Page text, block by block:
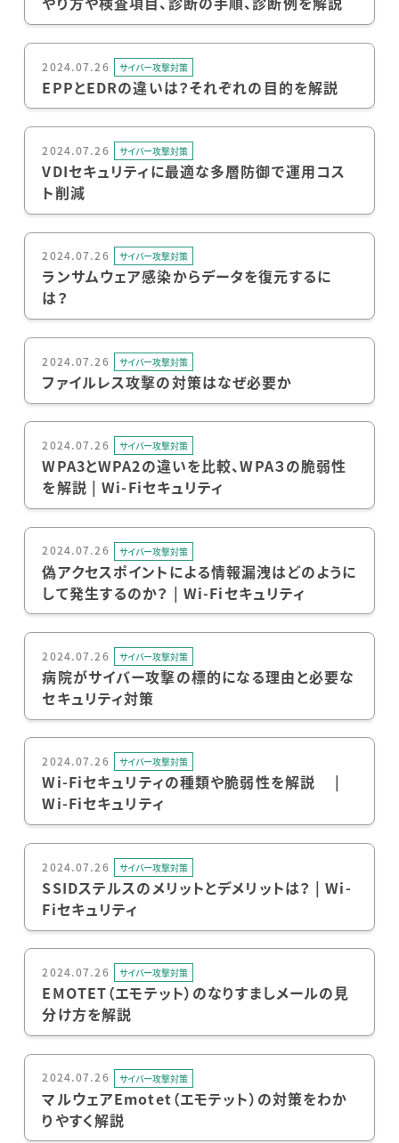
2024.07.26 サイバー攻撃対策
EPPとEDRの違いは？それぞれの目的を解説
2024.07.26 サイバー攻撃対策
VDIセキュリティに最適な多層防御で運用コス
ト削減
2024.07.26 サイバー攻撃対策
ランサムウェア感染からデータを復元するに
は？
2024.07.26 サイバー攻撃対策
ファイルレス攻撃の対策はなぜ必要か
2024.07.26 サイバー攻撃対策
WPA3とWPA2の違いを比較、WPA３の脆弱性
を解説 | Wi-Fiセキュリティ
2024.07.26 サイバー攻撃対策
偽アクセスポイントによる情報漏洩はどのように
して発生するのか？ | Wi-Fiセキュリティ
2024.07.26 サイバー攻撃対策
病院がサイバー攻撃の標的になる理由と必要な
セキュリティ対策
2024.07.26 サイバー攻撃対策
Wi-Fiセキュリティの種類や脆弱性を解説 |
Wi-Fiセキュリティ
2024.07.26 サイバー攻撃対策
SSIDステルスのメリットとデメリットは？ | Wi-
Fiセキュリティ
2024.07.26 サイバー攻撃対策
EMOTET（エモテット）のなりすましメールの見
分け方を解説
2024.07.26 サイバー攻撃対策
マルウェアEmotet（エモテット）の対策をわか
りやすく解説